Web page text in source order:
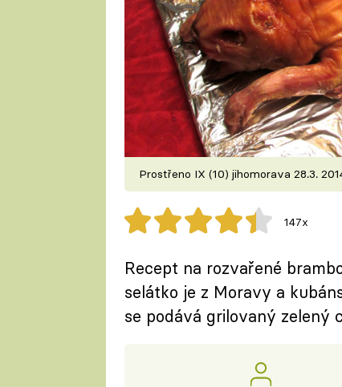
Prostřeno IX (10) jihomorava 28.3.
147x
Recept na rozvařené
selátko je z Moravy a
se podává grilovaný zelený